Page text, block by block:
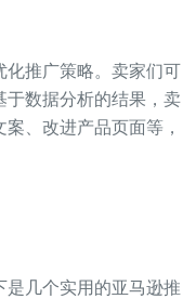
化推广策略。卖家们可
于数据分析的结果，卖
、改进产品页面等，
几个实用的亚马逊推